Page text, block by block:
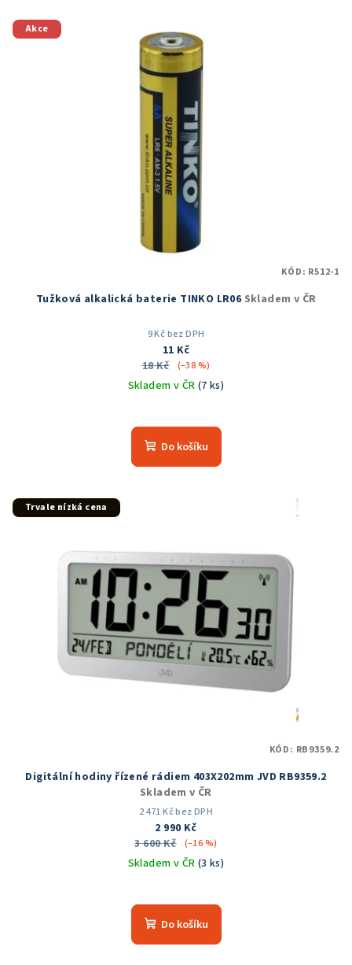
Akce
Tužková alkalická baterie TINKO LR06 Skladem v ČR
9 Kč bez DPH
11 Kč
18 Kč
(–38 %)
Skladem v ČR (7 ks)
Do košíku
KÓD: R512-1
Trvale nízká cena
Digitální hodiny řízené rádiem 403X202mm JVD RB9359.2
Skladem v ČR
2 471 Kč bez DPH
2 990 Kč
3 600 Kč
(–16 %)
Skladem v ČR (3 ks)
hodnocení
produktu
Do košíku
KÓD: RB9359.2